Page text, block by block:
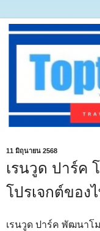
11 มิถุนายน 2568
เรนวูด ปาร์ค
โปรเจกต์ของ
เรนวูด ปาร์ค พัฒนาโ